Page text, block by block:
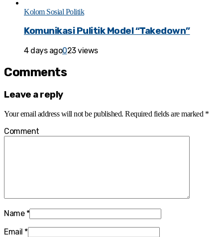
Kolom Sosial Politik
Komunikasi Pulitik Model “Takedown”
4 days ago023 views
Comments
Leave a reply
Your email address will not be published. Required fields are marked *
Comment
Name *
Email *